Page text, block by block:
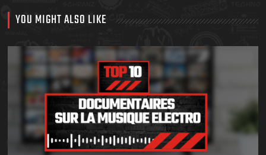
YOU MIGHT ALSO LIKE